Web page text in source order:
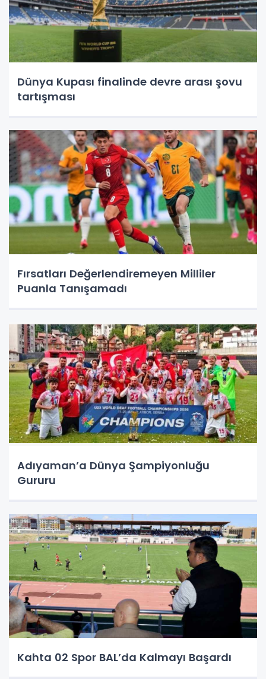
Dünya Kupası finalinde devre arası şovu
tartışması
Fırsatları Değerlendiremeyen Milliler
Puanla Tanışamadı
Adıyaman’a Dünya Şampiyonluğu
Gururu
Kahta 02 Spor BAL’da Kalmayı Başardı